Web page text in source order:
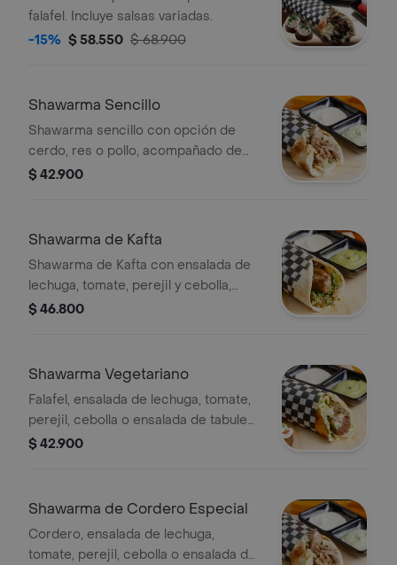
falafel. Incluye salsas variadas.
-15% $ 58.550 $ 68.900
Shawarma Sencillo
Shawarma sencillo con opción de
cerdo, res o pollo, acompañado de
ensalada de lechuga, tomate, perejil,
$ 42.900
Shawarma de Kafta
Shawarma de Kafta con ensalada de
lechuga, tomate, perejil y cebolla,
acompañado de salsas de ajonjolí y
$ 46.800
Shawarma Vegetariano
Falafel, ensalada de lechuga, tomate,
perejil, cebolla o ensalada de tabule
opcional, salsas de ajonjolí y ajo.
$ 42.900
Shawarma de Cordero Especial
Cordero, ensalada de lechuga,
tomate, perejil, cebolla o ensalada de